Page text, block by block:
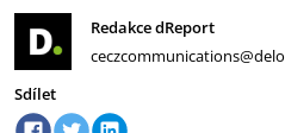
Redakce dReport
Sdílet